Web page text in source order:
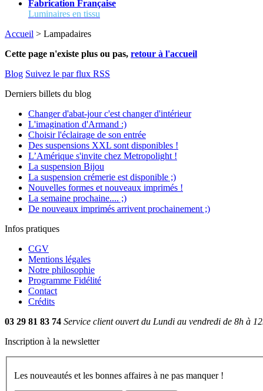
Fabrication Française
Luminaires en tissu
Accueil > Lampadaires
Cette page n'existe plus ou pas, retour à l'accueil
Blog Suivez le par flux RSS
Derniers billets du blog
Changer d'abat-jour c'est changer d'intérieur
L'imagination d'Armand :)
Choisir l'éclairage de son entrée
Des suspensions XXL sont disponibles !
L’Amérique s'invite chez Metropolight !
La suspension Bijou
La suspension crémerie est disponible ;)
Nouvelles formes et nouveaux imprimés !
La semaine prochaine.... ;)
De nouveaux imprimés arrivent prochainement ;)
Infos pratiques
CGV
Mentions légales
Notre philosophie
Programme Fidélité
Contact
Crédits
03 29 81 83 74 Service client ouvert du Lundi au vendredi de 8h à
Inscription à la newsletter
Les nouveautés et les bonnes affaires à ne pas manquer !